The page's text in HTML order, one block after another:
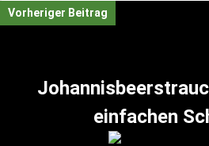
Vorheriger Beitrag
einfachen